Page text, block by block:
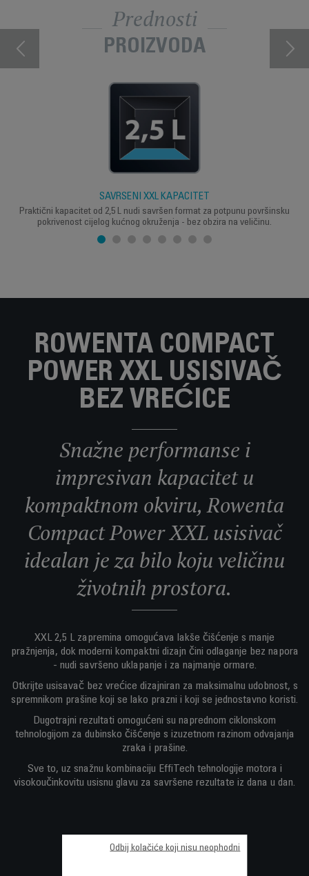
Prednosti
PROIZVODA
SAVRŠENI XXL KAPACITET
Praktični kapacitet od 2,5 L nudi savršen format za potpunu površinsku
pokrivenost cijelog kućnog okruženja - bez obzira na veličinu.
ROWENTA COMPACT
POWER XXL USISIVAČ
BEZ VREĆICE
Snažne performanse i
impresivan kapacitet u
kompaktnom okviru, Rowenta
Compact Power XXL usisivač
idealan je za bilo koju veličinu
životnih prostora.
XXL 2,5 L zapremina omogućava lakše čišćenje s manje
pražnjenja, dok moderni kompaktni dizajn čini odlaganje bez napora
- nudi savršeno uklapanje i za najmanje ormare.
Otkrijte usisavač bez vrećice dizajniran za maksimalnu udobnost, s
spremnikom prašine koji se lako prazni i koji se jednostavno koristi.
Dugotrajni rezultati omogućeni su naprednom ciklonskom
tehnologijom za dubinsko čišćenje s izuzetnom razinom odvajanja
zraka i prašine.
Sve to, uz snažnu kombinaciju EffiTech tehnologije motora i
visokoučinkovitu usisnu glavu za savršene rezultate iz dana u dan.
Odbij kolačiće koji nisu neophodni